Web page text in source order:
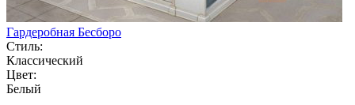
Гардеробная Бесборо
Стиль:
Классический
Цвет:
Белый